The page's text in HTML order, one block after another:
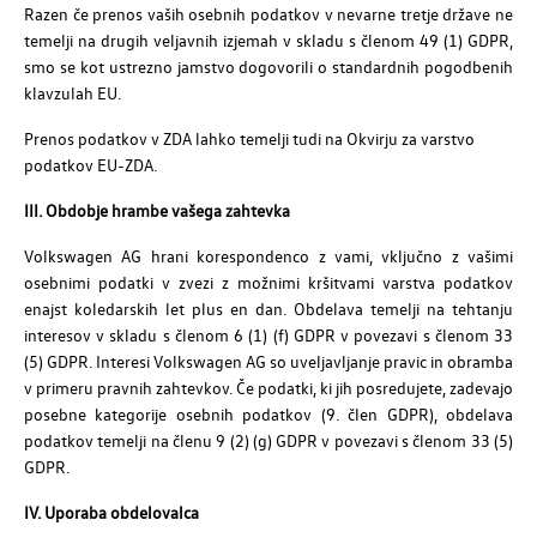
Razen če prenos vaših osebnih podatkov v nevarne tretje države ne
temelji na drugih veljavnih izjemah v skladu s členom 49 (1) GDPR,
smo se kot ustrezno jamstvo dogovorili o standardnih pogodbenih
klavzulah EU.
Prenos podatkov v ZDA lahko temelji tudi na Okvirju za varstvo
podatkov EU-ZDA.
III. Obdobje hrambe vašega zahtevka
Volkswagen AG hrani korespondenco z vami, vključno z vašimi
osebnimi podatki v zvezi z možnimi kršitvami varstva podatkov
enajst koledarskih let plus en dan. Obdelava temelji na tehtanju
interesov v skladu s členom 6 (1) (f) GDPR v povezavi s členom 33
(5) GDPR. Interesi Volkswagen AG so uveljavljanje pravic in obramba
v primeru pravnih zahtevkov. Če podatki, ki jih posredujete, zadevajo
posebne kategorije osebnih podatkov (9. člen GDPR), obdelava
podatkov temelji na členu 9 (2) (g) GDPR v povezavi s členom 33 (5)
GDPR.
IV. Uporaba obdelovalca